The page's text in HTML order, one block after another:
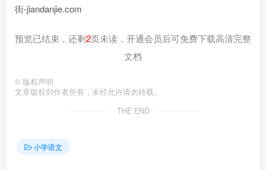
预览已结束，还剩2页未读，开通会员后可免费下载高清完整
文档
© 版权声明
文章版权归作者所有，未经允许请勿转载。
THE END
小学语文